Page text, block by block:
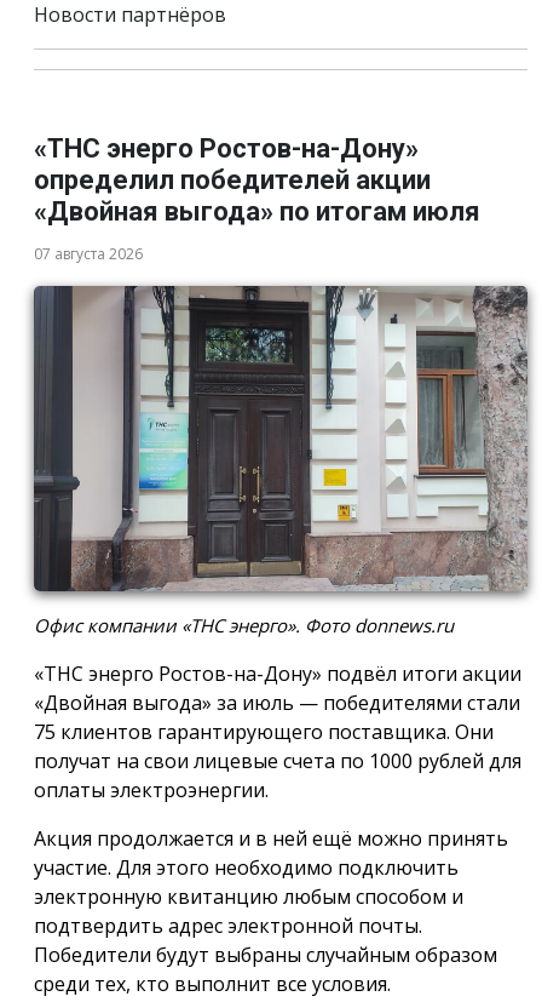
Новости партнёров
«ТНС энерго Ростов-на-Дону»
определил победителей акции
«Двойная выгода» по итогам июля
07 августа 2026
Офис компании «ТНС энерго». Фото donnews.ru
«ТНС энерго Ростов-на-Дону» подвёл итоги акции
«Двойная выгода» за июль — победителями стали
75 клиентов гарантирующего поставщика. Они
получат на свои лицевые счета по 1000 рублей для
оплаты электроэнергии.
Акция продолжается и в ней ещё можно принять
участие. Для этого необходимо подключить
электронную квитанцию любым способом и
подтвердить адрес электронной почты.
Победители будут выбраны случайным образом
среди тех, кто выполнит все условия.